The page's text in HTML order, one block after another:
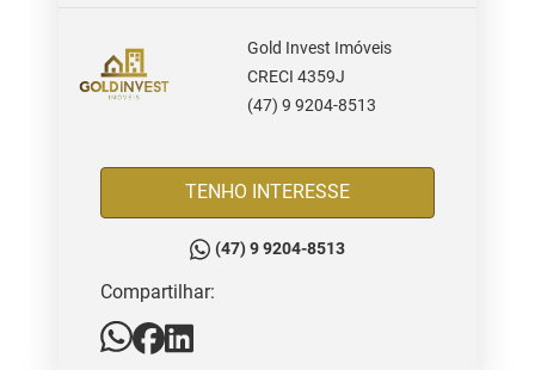
Gold Invest Imóveis
CRECI 4359J
(47) 9 9204-8513
TENHO INTERESSE
(47) 9 9204-8513
Compartilhar: